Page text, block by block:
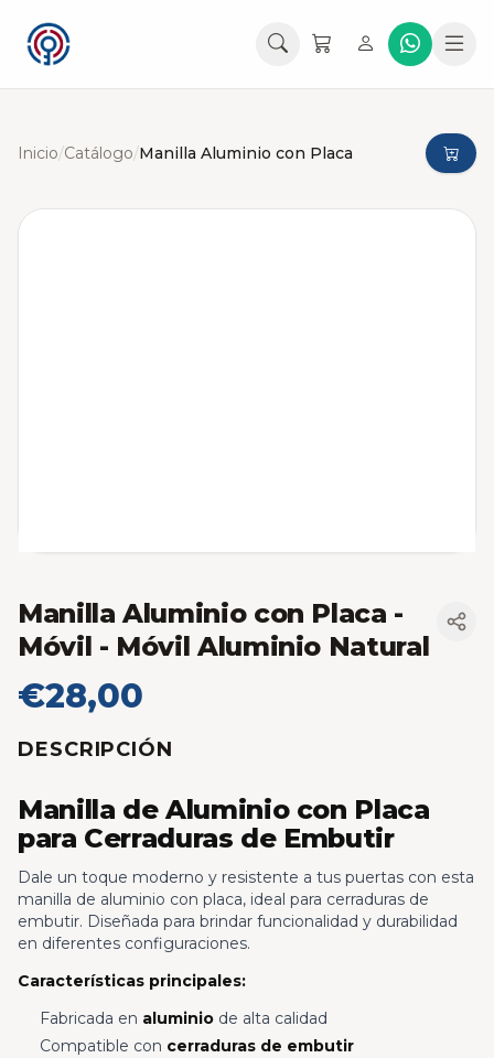
Inicio/Catálogo/Manilla Aluminio con Placa
Manilla Aluminio con Placa -
Móvil - Móvil Aluminio Natural
€28,00
DESCRIPCIÓN
Manilla de Aluminio con Placa
para Cerraduras de Embutir
Dale un toque moderno y resistente a tus puertas con esta
manilla de aluminio con placa, ideal para cerraduras de
embutir. Diseñada para brindar funcionalidad y durabilidad
en diferentes configuraciones.
Características principales:
Fabricada en aluminiode alta calidad
Compatible con cerraduras de embutir